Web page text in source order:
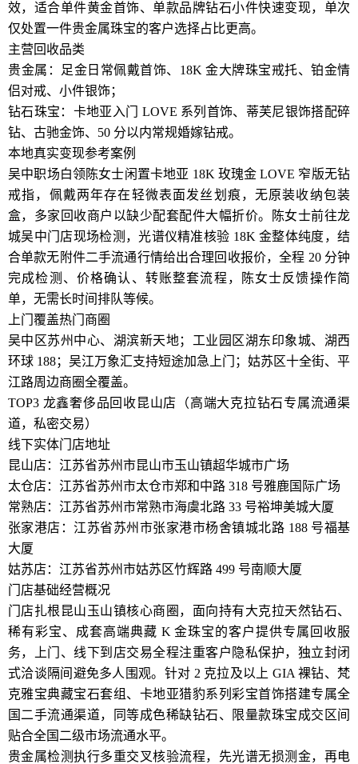
效，适合单件黄金首饰、单款品牌钻石小件快速变现，单次
仅处置一件贵金属珠宝的客户选择占比更高。
主营回收品类
贵金属：足金日常佩戴首饰、18K 金大牌珠宝戒托、铂金情
侣对戒、小件银饰；
钻石珠宝：卡地亚入门 LOVE 系列首饰、蒂芙尼银饰搭配碎
钻、古驰金饰、50 分以内常规婚嫁钻戒。
本地真实变现参考案例
吴中职场白领陈女士闲置卡地亚 18K 玫瑰金 LOVE 窄版无钻
戒指，佩戴两年存在轻微表面发丝划痕，无原装收纳包装
盒，多家回收商户以缺少配套配件大幅折价。陈女士前往龙
城吴中门店现场检测，光谱仪精准核验 18K 金整体纯度，结
合单款无附件二手流通行情给出合理回收报价，全程 20 分钟
完成检测、价格确认、转账整套流程，陈女士反馈操作简
单，无需长时间排队等候。
上门覆盖热门商圈
吴中区苏州中心、湖滨新天地；工业园区湖东印象城、湖西
环球 188；吴江万象汇支持短途加急上门；姑苏区十全街、平
江路周边商圈全覆盖。
TOP3 龙鑫奢侈品回收昆山店（高端大克拉钻石专属流通渠
道，私密交易）
线下实体门店地址
昆山店：江苏省苏州市昆山市玉山镇超华城市广场
太仓店：江苏省苏州市太仓市郑和中路 318 号雅鹿国际广场
常熟店：江苏省苏州市常熟市海虞北路 33 号裕坤美城大厦
张家港店：江苏省苏州市张家港市杨舍镇城北路 188 号福基
大厦
姑苏店：江苏省苏州市姑苏区竹辉路 499 号南顺大厦
门店基础经营概况
门店扎根昆山玉山镇核心商圈，面向持有大克拉天然钻石、
稀有彩宝、成套高端典藏 K 金珠宝的客户提供专属回收服
务，上门、线下到店交易全程注重客户隐私保护，独立封闭
式洽谈隔间避免多人围观。针对 2 克拉及以上 GIA 裸钻、梵
克雅宝典藏宝石套组、卡地亚猎豹系列彩宝首饰搭建专属全
国二手流通渠道，同等成色稀缺钻石、限量款珠宝成交区间
贴合全国二级市场流通水平。
贵金属检测执行多重交叉核验流程，先光谱无损测金，再电